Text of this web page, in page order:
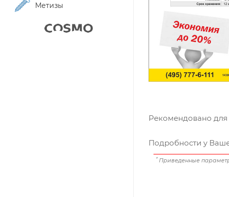
Метизы
Рекомендовано
Подробности у
* Приведенные